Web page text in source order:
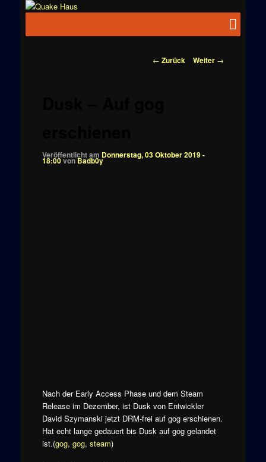
News zu
Beitragsnavigation
← Zurück Weiter →
Veröffentlicht am Donnerstag, 03 Oktober 2019 -
18:00vonBadb0y
Nach der Early Access Phase und dem Steam
Release im Dezember, ist Dusk von Entwickler
David Szymanski jetzt DRM-frei auf gog erschienen.
Hat echt lange gedauert bis Dusk auf gog gelandet
ist.(gog, gog, steam)